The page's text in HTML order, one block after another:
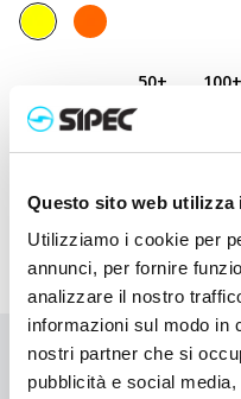
Questo sito web utilizza
Utilizziamo i cookie per
annunci, per fornire
analizzare il nostro
informazioni sul modo in
nostri partner che si
pubblicità e social
50+ 100+
Precio
neutro
2,650
Precio
¿No has